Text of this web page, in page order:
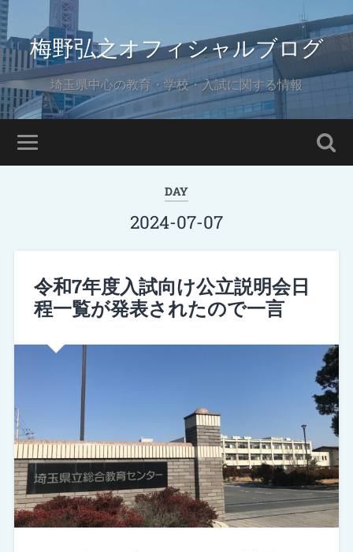
梅野弘之オフィシャルブログ
埼玉県中心の教育・学校・入試に関する情報
DAY
2024-07-07
令和7年度入試向け公立説明会日
程一覧が発表されたので一言